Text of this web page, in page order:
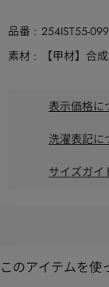
品番
254IST55-
素材
【甲材】合
表示価格に
洗濯表記に
サイズガイ
このアイテムを使